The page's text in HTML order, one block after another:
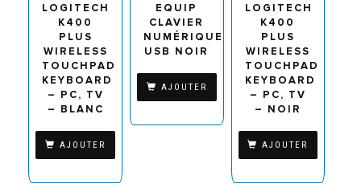
LOGITECH
K400
PLUS
WIRELESS
TOUCHPAD
KEYBOARD
– PC, TV
– BLANC
AJOUTER
EQUIP
CLAVIER
NUMÉRIQUE
USB NOIR
AJOUTER
LOGITECH
K400
PLUS
WIRELESS
TOUCHPAD
KEYBOARD
– PC, TV
– NOIR
AJOUTER